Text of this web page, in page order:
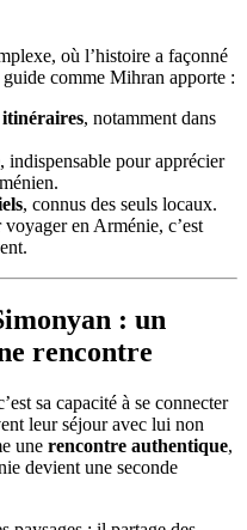
où l’histoire a façonné
comme Mihran apporte :
itinéraires, notamment dans
, indispensable pour apprécier
, connus des seuls locaux.
voyager en Arménie, c’est
: un
rencontre
sa capacité à se connecter
leur séjour avec lui non
une rencontre authentique,
devient une seconde